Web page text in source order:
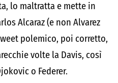
lo maltratta e mette in
Alcaraz (e non Alvarez
polemico, poi corretto,
volte la Davis, così
o Federer.